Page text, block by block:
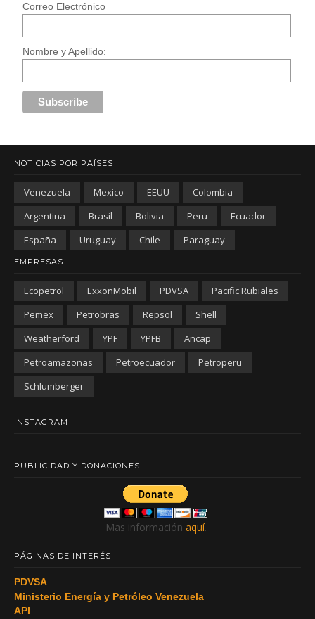
Correo Electrónico
Nombre y Apellido:
NOTICIAS POR PAÍSES
Venezuela Mexico EEUU
Colombia
Argentina
Brasil Bolivia Peru
Ecuador
España
Uruguay Chile Paraguay
EMPRESAS
Ecopetrol ExxonMobil PDVSA
Pacific Rubiales
Pemex
Petrobras Repsol
Shell
Weatherford
YPF YPFB
Ancap
Petroamazonas
Petroecuador
Petroperu
Schlumberger
INSTAGRAM
PUBLICIDAD Y DONACIONES
Mas información aquí.
PÁGINAS DE INTERÉS
PDVSA
Ministerio Energía y Petróleo Venezuela
API